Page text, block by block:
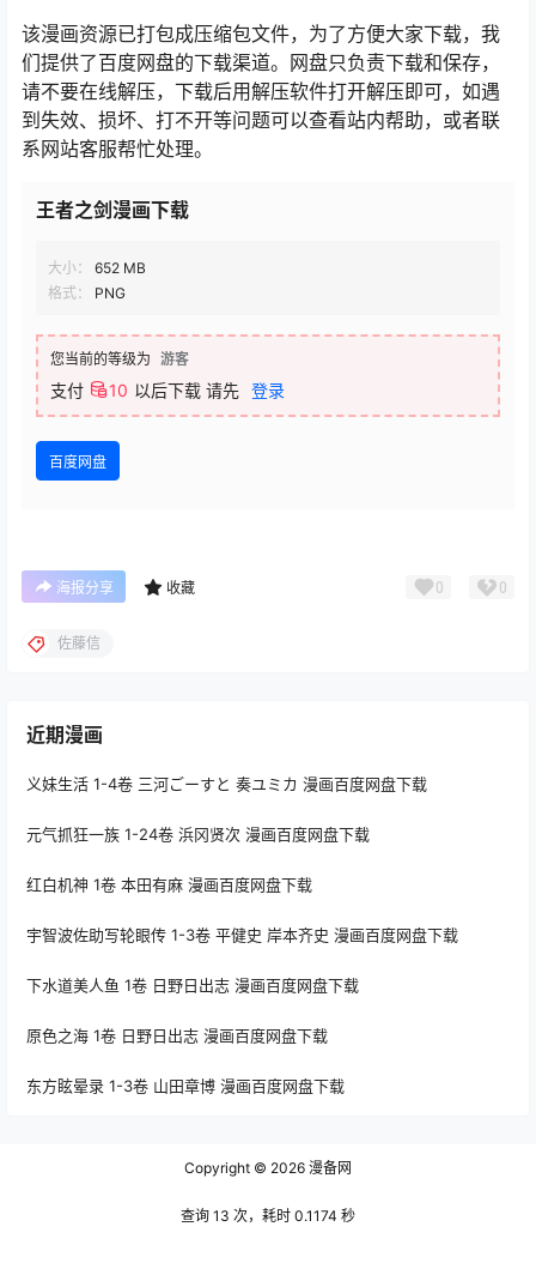
该漫画资源已打包成压缩包文件，为了方便大家下载，我
们提供了百度网盘的下载渠道。网盘只负责下载和保存，
请不要在线解压，下载后用解压软件打开解压即可，如遇
到失效、损坏、打不开等问题可以查看站内帮助，或者联
系网站客服帮忙处理。
王者之剑漫画下载
大小：
652 MB
格式：
PNG
您当前的等级为 游客
支付 10 以后下载 请先 登录
百度网盘
海报分享 收藏 0 0
佐藤信
近期漫画
义妹生活 1-4卷 三河ごーすと 奏ユミカ 漫画百度网盘下载
元气抓狂一族 1-24卷 浜冈贤次 漫画百度网盘下载
红白机神 1卷 本田有麻 漫画百度网盘下载
宇智波佐助写轮眼传 1-3卷 平健史 岸本齐史 漫画百度网盘下载
下水道美人鱼 1卷 日野日出志 漫画百度网盘下载
原色之海 1卷 日野日出志 漫画百度网盘下载
东方眩晕录 1-3卷 山田章博 漫画百度网盘下载
Copyright © 2026 漫备网
查询 13 次，耗时 0.1174 秒